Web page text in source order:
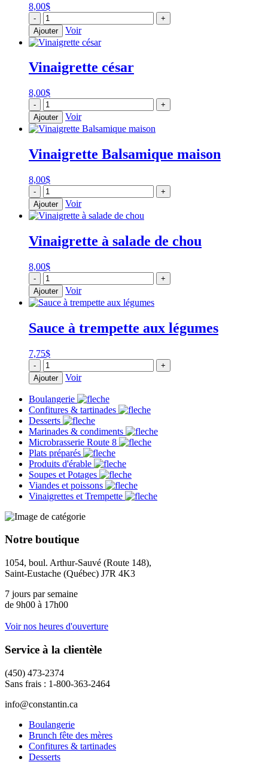
8,00$
-
quantité
de
Vinaigrette
à
l'érable
+
Ajouter
Voir
Vinaigrette césar
8,00$
-
quantité
de
Vinaigrette
césar
+
Ajouter
Voir
Vinaigrette Balsamique maison
8,00$
-
quantité
de
Vinaigrette
Balsamique
+
Ajouter
Voir
Vinaigrette à salade de chou
8,00$
-
quantité
de
Vinaigrette
à
de
+
Ajouter
Voir
Sauce à trempette aux légumes
7,75$
-
quantité
de
Sauce
à
trempette
aux
légumes
+
Ajouter
Voir
Boulangerie
Confitures & tartinades
Desserts
Marinades & condiments
Microbrasserie Route 8
Plats préparés
Produits d'érable
Soupes et Potages
Viandes et poissons
Vinaigrettes et Trempette
Notre boutique
1054, boul. Arthur-Sauvé (Route 148),
Saint-Eustache (Québec) J7R 4K3
7 jours par semaine
de 9h00 à 17h00
Voir nos heures d'ouverture
Service à la clientèle
(450) 473-2374
Sans frais : 1-800-363-2464
info@constantin.ca
Boulangerie
Brunch fête des mères
Confitures & tartinades
Desserts